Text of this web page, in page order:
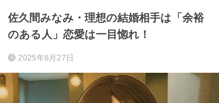
佐久間みなみ・理想の結婚相手は「余裕
のある人」恋愛は一目惚れ！
2025年6月27日